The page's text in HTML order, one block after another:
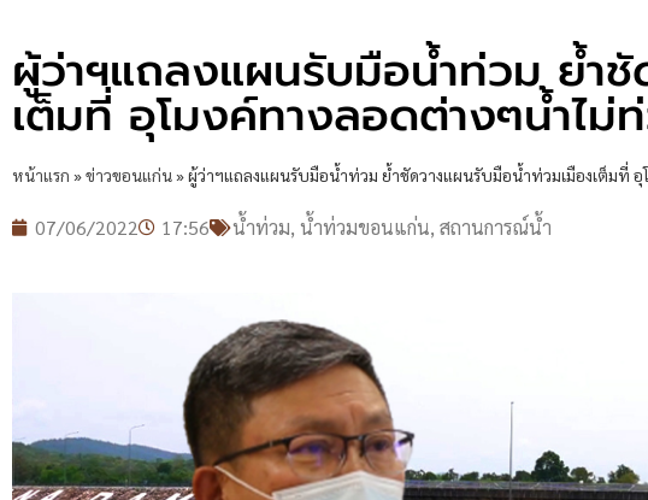
ผู้ว่าฯแถลงแผนรับมือน้ำท่วม ย้ำ
เต็มที่ อุโมงค์ทางลอดต่างๆน้ำไ
หน้าแรก »ข่าวขอนแก่น»ผู้ว่าฯแถลงแผนรับมือน้ำท่วม ย้ำชัดวางแผนรับมือน้ำท่วมเมืองเต็มที่
07/06/2022 17:56 น้ำท่วม, น้ำท่วมขอนแก่น, สถานการณ์น้ำ